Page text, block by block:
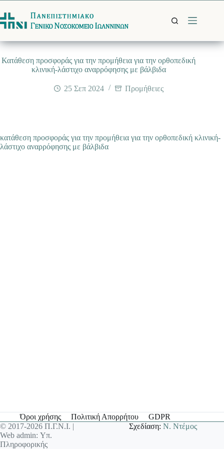
στο
περιεχόμενο
Κατάθεση προσφοράς για την προμήθεια για την ορθοπεδική
κλινική-λάστιχο αναρρόφησης με βάλβιδα
25 Σεπ 2024 Προμήθειες
κατάθεση προσφοράς για την προμήθεια για την ορθοπεδική κλινική-
λάστιχο αναρρόφησης με βάλβιδα
Όροι χρήσης Πολιτική Απορρήτου
GDPR
© 2017-2026 Π.Γ.Ν.Ι. |
Web admin: Υπ.
Πληροφορικής
Σχεδίαση:Ν. Ντέμος